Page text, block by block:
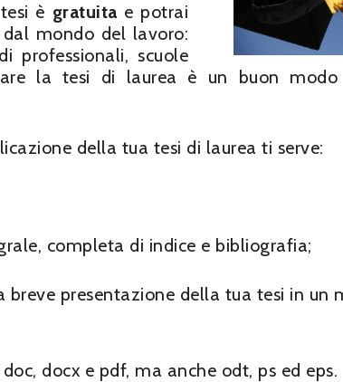
è gratuitae potrai
mondo del lavoro:
professionali, scuole
la tesi di laurea è un buon
della tua tesi di laurea ti serve:
completa di indice e bibliografia;
breve presentazione della tua tesi in
docx e pdf, ma anche odt, ps ed eps.